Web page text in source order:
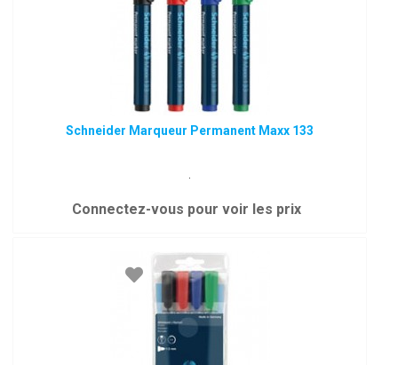
Schneider Marqueur Permanent Maxx 133
.
Connectez-vous pour voir les prix